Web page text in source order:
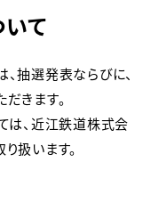
て
抽選発表ならびに、
きます。
は、近江鉄道株式会
扱います。